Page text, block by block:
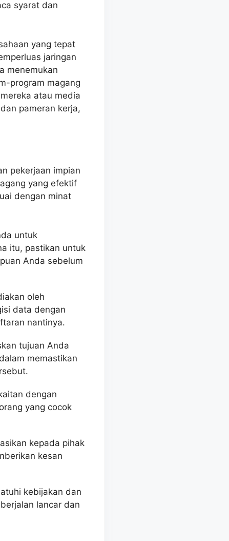
syarat dan
yang tepat
jaringan
menemukan
program magang
atau media
pameran kerja,
pekerjaan impian
yang efektif
dengan minat
untuk
itu, pastikan untuk
Anda sebelum
oleh
data dengan
nantinya.
tujuan Anda
memastikan
dengan
yang cocok
kepada pihak
kesan
kebijakan dan
lancar dan